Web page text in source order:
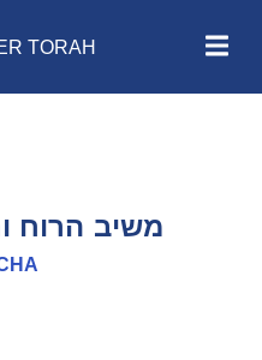
TORAH
משיב הרוח